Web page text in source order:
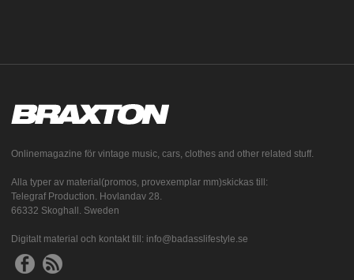
Onlinemagazine för vintage music, cars, clothes and other related stuff.
Alla typer av material(promos, provexemplar mm)skickas till:
Telegraf Production. Hovlandav 28.
66332 Skoghall. Sweden
Digitalt material och kontakt till: info@badasslifestyle.se